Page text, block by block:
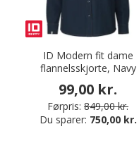
ID Modern fit dame
flannelsskjorte, Navy
99,00 kr.
Førpris: 849,00 kr.
Du sparer: 750,00 kr.